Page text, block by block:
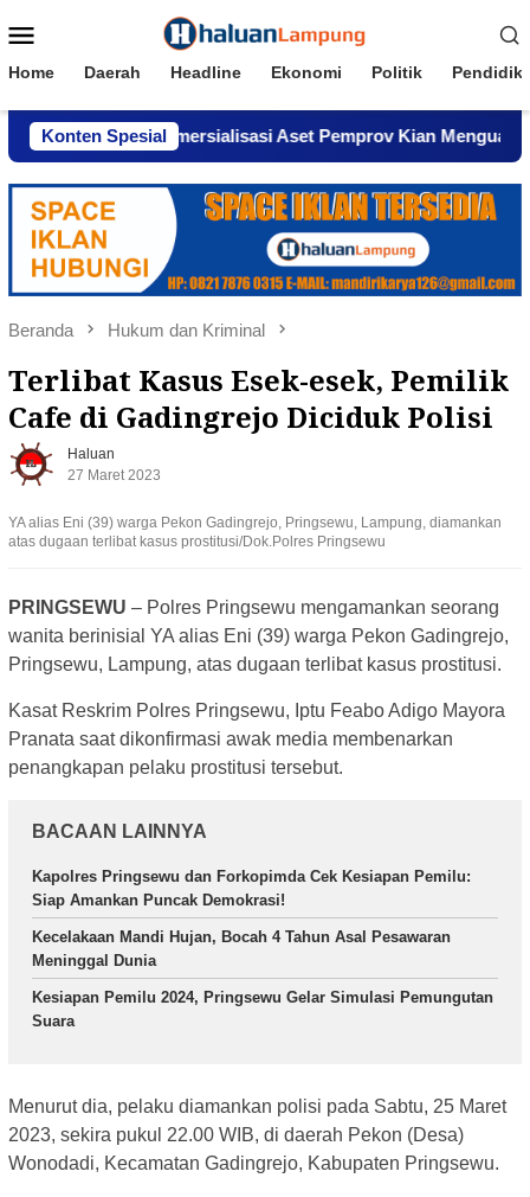
ke
Mobile
Home Daerah Headline Ekonomi Politik
Konten Spesial
Dugaan Komersialisasi Aset Pemprov Kian Menguat
Beranda Hukum dan Kriminal
Terlibat Kasus Esek-esek, Pemilik
Cafe di Gadingrejo Diciduk Polisi
Haluan
27 Maret 2023
YA alias Eni (39) warga Pekon Gadingrejo, Pringsewu, Lampung, diamankan
atas dugaan terlibat kasus prostitusi/Dok.Polres Pringsewu
PRINGSEWU – Polres Pringsewu mengamankan seorang
wanita berinisial YA alias Eni (39) warga Pekon Gadingrejo,
Pringsewu, Lampung, atas dugaan terlibat kasus prostitusi.
Kasat Reskrim Polres Pringsewu, Iptu Feabo Adigo Mayora
Pranata saat dikonfirmasi awak media membenarkan
penangkapan pelaku prostitusi tersebut.
BACAAN LAINNYA
Kapolres Pringsewu dan Forkopimda Cek Kesiapan Pemilu:
Siap Amankan Puncak Demokrasi!
Kecelakaan Mandi Hujan, Bocah 4 Tahun Asal Pesawaran
Meninggal Dunia
Kesiapan Pemilu 2024, Pringsewu Gelar Simulasi Pemungutan
Suara
Menurut dia, pelaku diamankan polisi pada Sabtu, 25 Maret
2023, sekira pukul 22.00 WIB, di daerah Pekon (Desa)
Wonodadi, Kecamatan Gadingrejo, Kabupaten Pringsewu.